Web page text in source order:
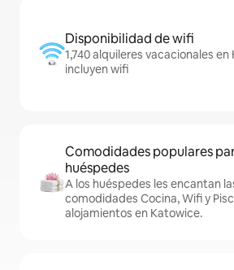
Disponibilidad de wifi
1,740 alquileres vacacionales
incluyen wifi
Comodidades populares
huéspedes
A los huéspedes les encantan
comodidades Cocina, Wifi y
alojamientos en Katowice.